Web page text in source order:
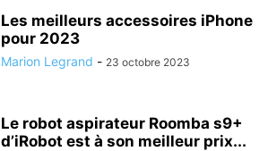
Les meilleurs accessoires iPhone
pour 2023
Marion Legrand - 23 octobre 2023
Le robot aspirateur Roomba s9+
d’iRobot est à son meilleur prix...